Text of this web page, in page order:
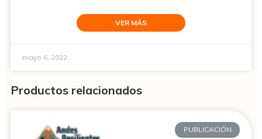
VER MÁS
mayo 6, 2022
Productos relacionados
PUBLICACIÓN